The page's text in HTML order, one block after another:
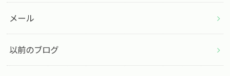
メール
以前のブログ